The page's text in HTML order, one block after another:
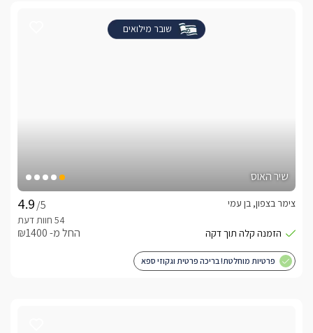
שובר מילואים
שיר האוס
/5
צימר בצפון, בן עמי
החל מ- ₪1400
פרטיות מוחלטת! בריכה פרטית וגקוזי ספא